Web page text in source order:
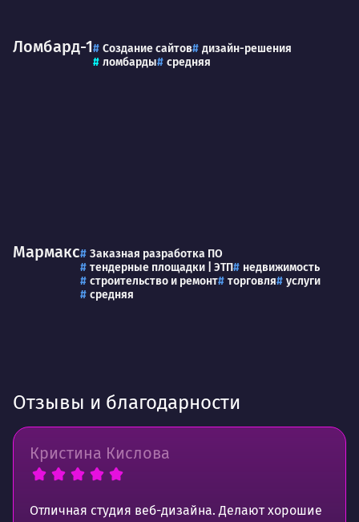
Ломбард-1 Создание сайтов
дизайн-решения
ломбарды
средняя
Мармакс
Заказная разработка ПО
тендерные площадки | ЭТП
недвижимость
строительство и ремонт
торговля
услуги
средняя
Отзывы и благодарности
Кристина Кислова
Отличная студия веб-дизайна. Делают хорошие